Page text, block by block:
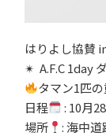
はりよし協賛
✴︎ A.F.C 1day
タマン1匹
日程
: 10月
場所
: 海中